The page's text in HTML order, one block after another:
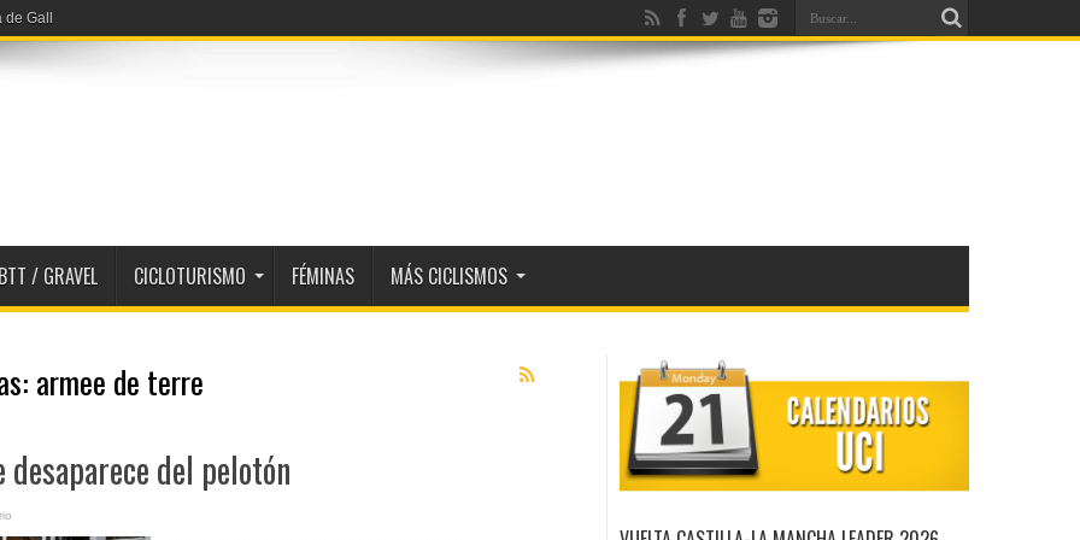
Gall
líder
BTT / GRAVEL CICLOTURISMO FÉMINAS MÁS CICLISMOS
armee de terre
desaparece del pelotón